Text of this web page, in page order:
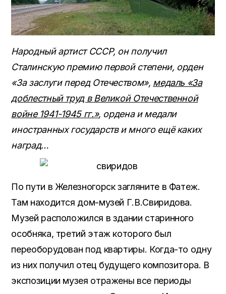
Народный артист СССР, он получил
Сталинскую премию первой степени, орден
«За заслуги перед Отечеством», медаль «За
доблестный труд в Великой Отечественной
войне 1941-1945 гг.», ордена и медали
иностранных государств и много ещё каких
наград…
По пути в Железногорск загляните в Фатеж.
Там находится дом-музей Г.В.Свиридова.
Музей расположился в здании старинного
особняка, третий этаж которого был
переоборудован под квартиры. Когда-то одну
из них получил отец будущего композитора. В
экспозиции музея отражены все периоды